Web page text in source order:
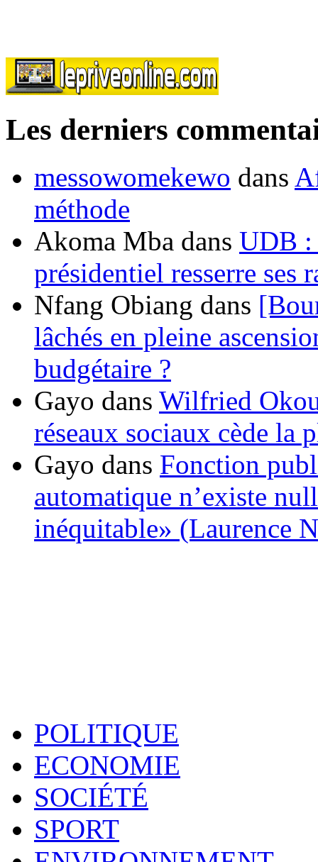
Les derniers
messowomekewo dans
méthode
Akoma Mba dans UDB :
présidentiel resserre ses
Nfang Obiang dans
lâchés en pleine
budgétaire ?
Gayo dans Wilfried
réseaux sociaux cède la
Gayo dans Fonction
automatique n’existe
inéquitable» (Laurence
POLITIQUE
ECONOMIE
SOCIÉTÉ
SPORT